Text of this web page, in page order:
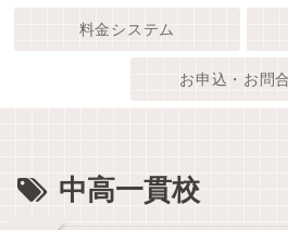
料金システム
お申込・お問
中高一貫校